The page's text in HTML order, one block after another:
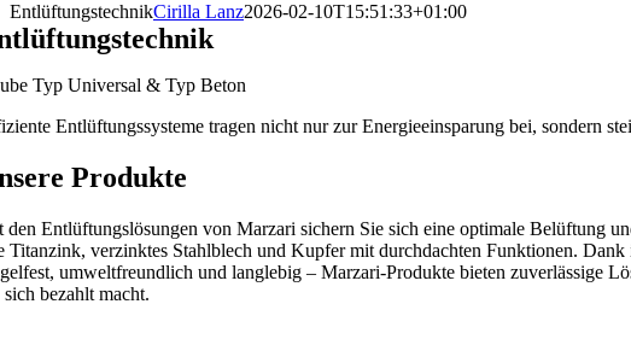
EntlüftungstechnikCirilla Lanz2026-02-10T15:51:33+01:00
Typ Universal & Typ Beton
Entlüftungssysteme tragen nicht nur zur Energieeinsparung bei, sondern
Produkte
den Entlüftungslösungen von Marzari sichern Sie sich eine optimale Belüftung
Titanzink, verzinktes Stahlblech und Kupfer mit durchdachten Funktionen.
umweltfreundlich und langlebig – Marzari-Produkte bieten zuverlässige
sich bezahlt macht.